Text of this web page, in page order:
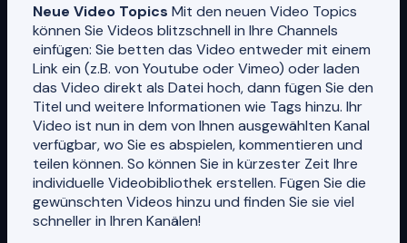
Neue Video Topics Mit den neuen Video Topics
können Sie Videos blitzschnell in Ihre Channels
einfügen: Sie betten das Video entweder mit einem
Link ein (z.B. von Youtube oder Vimeo) oder laden
das Video direkt als Datei hoch, dann fügen Sie den
Titel und weitere Informationen wie Tags hinzu. Ihr
Video ist nun in dem von Ihnen ausgewählten Kanal
verfügbar, wo Sie es abspielen, kommentieren und
teilen können. So können Sie in kürzester Zeit Ihre
individuelle Videobibliothek erstellen. Fügen Sie die
gewünschten Videos hinzu und finden Sie sie viel
schneller in Ihren Kanälen!